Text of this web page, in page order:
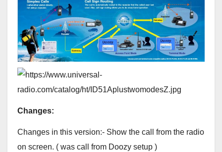
Changes:
Changes in this version:- Show the call from the radio
on screen. ( was call from Doozy setup )